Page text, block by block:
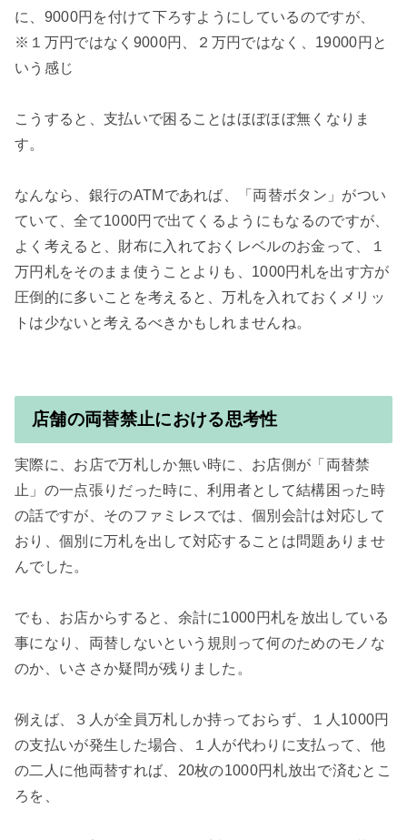
に、9000円を付けて下ろすようにしているのですが、
※１万円ではなく9000円、２万円ではなく、19000円と
いう感じ
こうすると、支払いで困ることはほぼほぼ無くなりま
す。
なんなら、銀行のATMであれば、「両替ボタン」がつい
ていて、全て1000円で出てくるようにもなるのですが、
よく考えると、財布に入れておくレベルのお金って、１
万円札をそのまま使うことよりも、1000円札を出す方が
圧倒的に多いことを考えると、万札を入れておくメリッ
トは少ないと考えるべきかもしれませんね。
店舗の両替禁止における思考性
実際に、お店で万札しか無い時に、お店側が「両替禁
止」の一点張りだった時に、利用者として結構困った時
の話ですが、そのファミレスでは、個別会計は対応して
おり、個別に万札を出して対応することは問題ありませ
んでした。
でも、お店からすると、余計に1000円札を放出している
事になり、両替しないという規則って何のためのモノな
のか、いささか疑問が残りました。
例えば、３人が全員万札しか持っておらず、１人1000円
の支払いが発生した場合、１人が代わりに支払って、他
の二人に他両替すれば、20枚の1000円札放出で済むとこ
ろを、